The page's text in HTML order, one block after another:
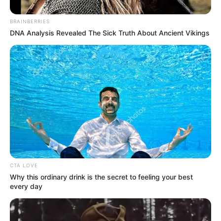
estar cumpliendo con sus responsabilidades.
De interés: Galán entrega colegio en Ciudad Bolívar: le
hace competencia a los privados
BRAINBERRIES
DNA Analysis Revealed The Sick Truth About Ancient Vikings
CTA LOVE
Why this ordinary drink is the secret to feeling your best
every day